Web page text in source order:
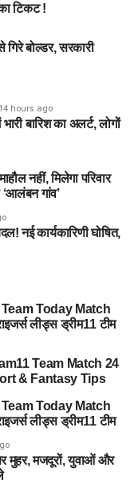
टिकट !
गिरे बोल्डर, सरकारी
14 hours ago
बारिश का अलर्ट, लोगों
नहीं, मिलेगा परिवार
गांव’
नई कार्यकारिणी घोषित,
Today Match
लीड्स ड्रीम11 टीम
Team Match 24
& Fantasy Tips
Today Match
लीड्स ड्रीम11 टीम
मुहर, मजदूरों, युवाओं और